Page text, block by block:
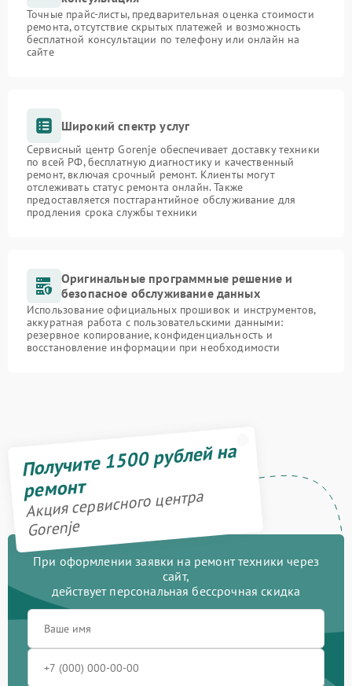
Точные прайс-листы, предварительная оценка стоимости
ремонта, отсутствие скрытых платежей и возможность
бесплатной консультации по телефону или онлайн на
сайте
Широкий спектр услуг
Сервисный центр Gorenje обеспечивает доставку техники
по всей РФ, бесплатную диагностику и качественный
ремонт, включая срочный ремонт. Клиенты могут
отслеживать статус ремонта онлайн. Также
предоставляется постгарантийное обслуживание для
продления срока службы техники
Оригинальные программные решение и
безопасное обслуживание данных
Использование официальных прошивок и инструментов,
аккуратная работа с пользовательскими данными:
резервное копирование, конфиденциальность и
восстановление информации при необходимости
Получите 1500 рублей на
ремонт
Акция сервисного центра
Gorenje
При оформлении заявки на ремонт техники через
сайт,
действует персональная бессрочная скидка